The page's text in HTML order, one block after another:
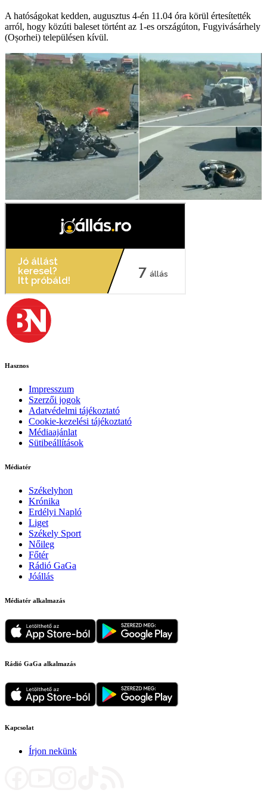
A hatóságokat kedden, augusztus 4-én 11.04 óra körül értesítették
arról, hogy közúti baleset történt az 1-es országúton, Fugyivásárhely
(Oșorhei) településen kívül.
Hasznos
Impresszum
Szerzői jogok
Adatvédelmi tájékoztató
Cookie-kezelési tájékoztató
Médiaajánlat
Sütibeállítások
Médiatér
Székelyhon
Krónika
Erdélyi Napló
Liget
Székely Sport
Nőileg
Főtér
Rádió GaGa
Jóállás
Médiatér alkalmazás
Rádió GaGa alkalmazás
Kapcsolat
Írjon nekünk